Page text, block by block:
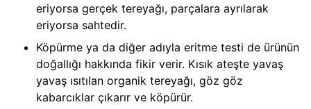
eriyorsa gerçek tereyağı, parçalara ayrılarak
eriyorsa sahtedir.
Köpürme ya da diğer adıyla eritme testi de ürünün
doğallığı hakkında fikir verir. Kısık ateşte yavaş
yavaş ısıtılan organik tereyağı, göz göz
kabarcıklar çıkarır ve köpürür.